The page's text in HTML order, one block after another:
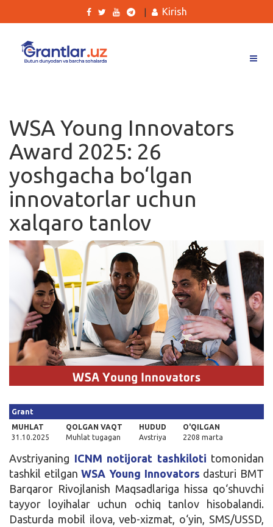
Ishlar
Kurslar
Blog
Yana
Qidirish
Kirish
Kirish
WSA Young Innovators
Award 2025: 26
yoshgacha bo‘lgan
innovatorlar uchun
xalqaro tanlov
Grant
MUHLAT
31.10.2025
QOLGAN VAQT
Muhlat tugagan
HUDUD
Avstriya
O'QILGAN
2208 marta
Avstriyaning ICNM notijorat tashkiloti tomonidan
tashkil etilganWSA Young Innovators dasturi BMT
Barqaror Rivojlanish Maqsadlariga hissa qo‘shuvchi
tayyor loyihalar uchun ochiq tanlov hisobalandi.
Dasturda mobil ilova, veb-xizmat, o‘yin, SMS/USSD,